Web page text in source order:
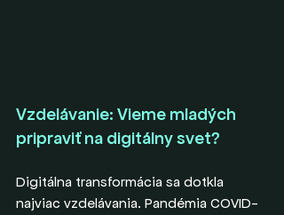
Vzdelávanie: Vieme mladých
pripraviť na digitálny svet?
Digitálna transformácia sa dotkla
najviac vzdelávania. Pandémia COVID-